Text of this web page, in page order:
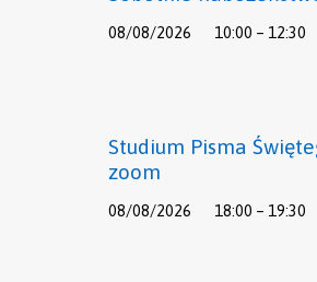
08/08/2026 10:00 – 12:30
Studium Pisma
zoom
08/08/2026 18:00 – 19:30